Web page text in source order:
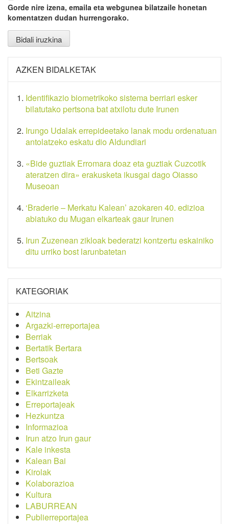
Gorde nire izena, emaila eta webgunea bilatzaile honetan
komentatzen dudan hurrengorako.
AZKEN BIDALKETAK
Identifikazio biometrikoko sistema berriari esker
bilatutako pertsona bat atxilotu dute Irunen
Irungo Udalak errepideetako lanak modu ordenatuan
antolatzeko eskatu dio Aldundiari
«Bide guztiak Erromara doaz eta guztiak Cuzcotik
ateratzen dira» erakusketa ikusgai dago Oiasso
Museoan
‘Braderie – Merkatu Kalean’ azokaren 40. edizioa
abiatuko du Mugan elkarteak gaur Irunen
Irun Zuzenean zikloak bederatzi kontzertu eskainiko
ditu urriko bost larunbatetan
KATEGORIAK
Aitzina
Argazki-erreportajea
Berriak
Bertatik Bertara
Bertsoak
Beti Gazte
Ekintzaileak
Elkarrizketa
Erreportajeak
Hezkuntza
Informazioa
Irun atzo Irun gaur
Kale inkesta
Kalean Bai
Kirolak
Kolaborazioa
Kultura
LABURREAN
Publierreportajea